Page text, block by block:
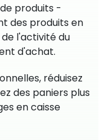
produits -
des produits en
l'activité du
d'achat.
réduisez
des paniers plus
en caisse